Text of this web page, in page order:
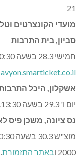
21
מועדי הקונצרטים
סביון, בית התרבות
חמישי 28.3 בשעה 20:30. רכישת כרטיסים במספר 8234* ובאתר
אשקלון, היכל
יום ו' 29.3 בשעה 13:30. רכישת כרטיסים במספר 08-6718777
נס ציונה, משכן פיס
2000 ו באתר התזמורת.